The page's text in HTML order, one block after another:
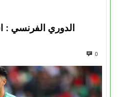
الدوري الفرنسي :
0